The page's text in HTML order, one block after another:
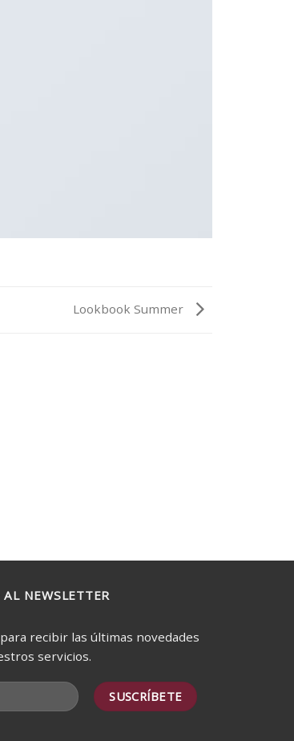
Lookbook Summer
NEWSLETTER
recibir las últimas novedades
servicios.